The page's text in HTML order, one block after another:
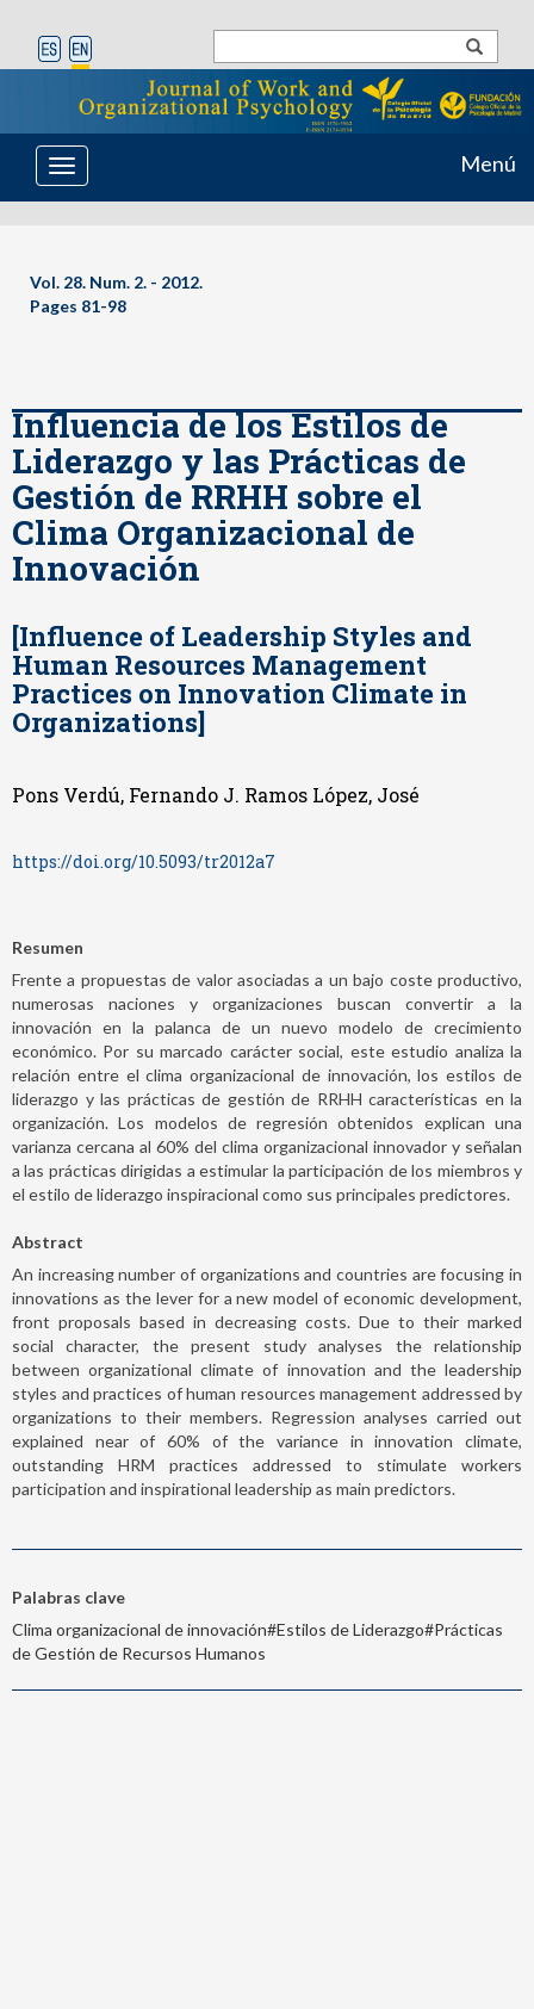
Toggle
navigation
Menú
Vol. 28. Num. 2. - 2012.
Pages 81-98
Influencia de los Estilos de
Liderazgo y las Prácticas de
Gestión de RRHH sobre el
Clima Organizacional de
Innovación
[Influence of Leadership Styles and
Human Resources Management
Practices on Innovation Climate in
Organizations]
Pons Verdú, Fernando J. Ramos López, José
https://doi.org/10.5093/tr2012a7
Resumen
Frente a propuestas de valor asociadas a un bajo coste productivo,
numerosas naciones y organizaciones buscan convertir a la
innovación en la palanca de un nuevo modelo de crecimiento
económico. Por su marcado carácter social, este estudio analiza la
relación entre el clima organizacional de innovación, los estilos de
liderazgo y las prácticas de gestión de RRHH características en la
organización. Los modelos de regresión obtenidos explican una
varianza cercana al 60% del clima organizacional innovador y señalan
a las prácticas dirigidas a estimular la participación de los miembros y
el estilo de liderazgo inspiracional como sus principales predictores.
Abstract
An increasing number of organizations and countries are focusing in
innovations as the lever for a new model of economic development,
front proposals based in decreasing costs. Due to their marked
social character, the present study analyses the relationship
between organizational climate of innovation and the leadership
styles and practices of human resources management addressed by
organizations to their members. Regression analyses carried out
explained near of 60% of the variance in innovation climate,
outstanding HRM practices addressed to stimulate workers
participation and inspirational leadership as main predictors.
Palabras clave
Clima organizacional de innovación#Estilos de Liderazgo#Prácticas
de Gestión de Recursos Humanos